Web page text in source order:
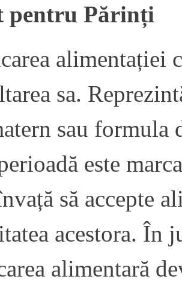
pentru Părinți
alimentației
sa.
sau formula
este
să accepte
acestora. În
alimentară